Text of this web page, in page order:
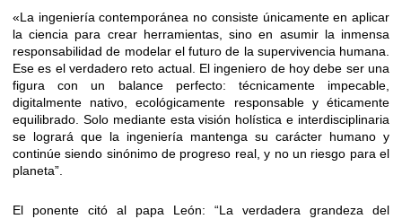
«La ingeniería contemporánea no consiste únicamente en aplicar
la ciencia para crear herramientas, sino en asumir la inmensa
responsabilidad de modelar el futuro de la supervivencia humana.
Ese es el verdadero reto actual. El ingeniero de hoy debe ser una
figura con un balance perfecto: técnicamente impecable,
digitalmente nativo, ecológicamente responsable y éticamente
equilibrado. Solo mediante esta visión holística e interdisciplinaria
se logrará que la ingeniería mantenga su carácter humano y
continúe siendo sinónimo de progreso real, y no un riesgo para el
planeta”.
El ponente citó al papa León: “La verdadera grandeza del